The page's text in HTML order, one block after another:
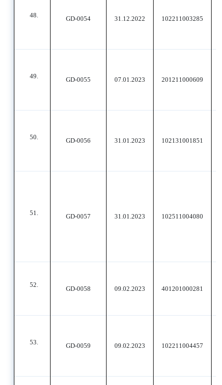
48. GD-0054 31.12.2022 102211003285
49. GD-0055 07.01.2023 201211000609
50. GD-0056 31.01.2023 102131001851
51. GD-0057 31.01.2023 102511004080
52.
GD-0058 09.02.2023 401201000281
53. GD-0059 09.02.2023 102211004457